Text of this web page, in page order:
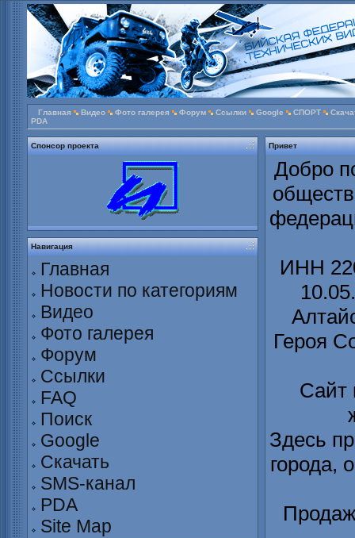
Главная Видео Фото галерея Форум Ссылки Google СПОРТ
PDA
Спонсор проекта
Навигация
Главная
Новости по категориям
Видео
Фото галерея
Форум
Ссылки
FAQ
Поиск
Google
Скачать
SMS-канал
PDA
Site Map
Привет
Добро
ИНН
Героя
Сайт
Здесь
города,